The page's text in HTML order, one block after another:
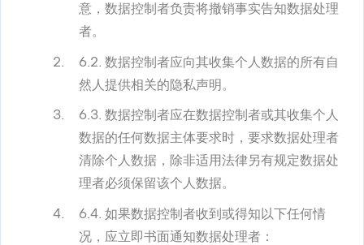
意，数据控制者负责将撤销事实告知数据处理
者。
6.2. 数据控制者应向其收集个人数据的所有自
然人提供相关的隐私声明。
6.3. 数据控制者应在数据控制者或其收集个人
数据的任何数据主体要求时，要求数据处理者
清除个人数据，除非适用法律另有规定数据处
理者必须保留该个人数据。
6.4. 如果数据控制者收到或得知以下任何情
况，应立即书面通知数据处理者：